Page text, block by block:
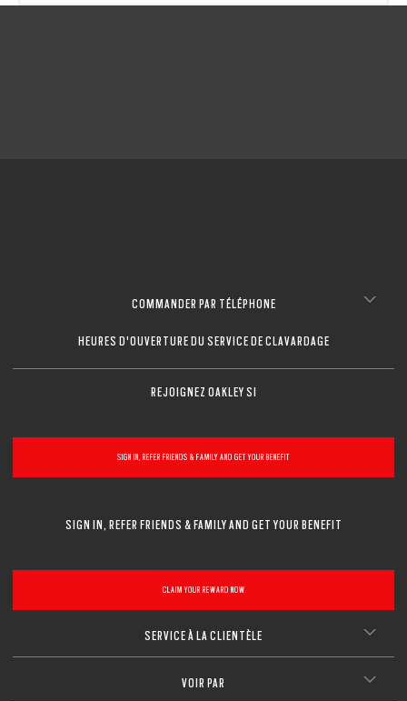
FERMER
COMMANDER PAR TÉLÉPHONE
HEURES D'OUVERTURE DU SERVICE DE CLAVARDAGE
REJOIGNEZ OAKLEY SI
SIGN IN, REFER FRIENDS & FAMILY AND GET YOUR BENEFIT
SIGN IN, REFER FRIENDS & FAMILY AND GET YOUR BENEFIT
CLAIM YOUR REWARD NOW
SERVICE À LA CLIENTÈLE
VOIR PAR